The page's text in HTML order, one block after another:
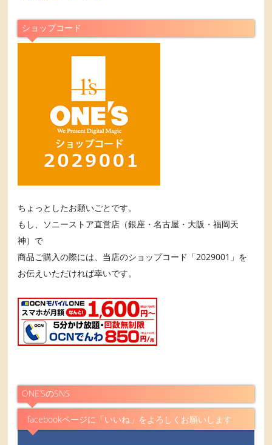
ショップコード
ちょっとしたお願いごとです。
もし、ソニーストア直営店（銀座・名古屋・大阪・福岡天
神）で
商品ご購入の際には、当店のショップコード「2029001」を
お伝えいただければ幸いです。
ONE’SのSNS
facebookページに「いいね」をよろしくお願いします